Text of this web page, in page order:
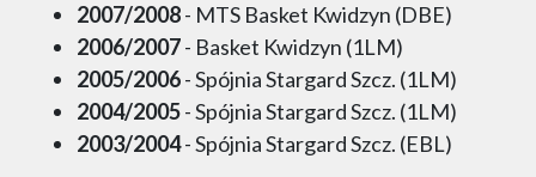
2007/2008- MTS Basket Kwidzyn (DBE)
2006/2007- Basket Kwidzyn (1LM)
2005/2006- Spójnia Stargard Szcz. (1LM)
2004/2005- Spójnia Stargard Szcz. (1LM)
2003/2004- Spójnia Stargard Szcz. (EBL)